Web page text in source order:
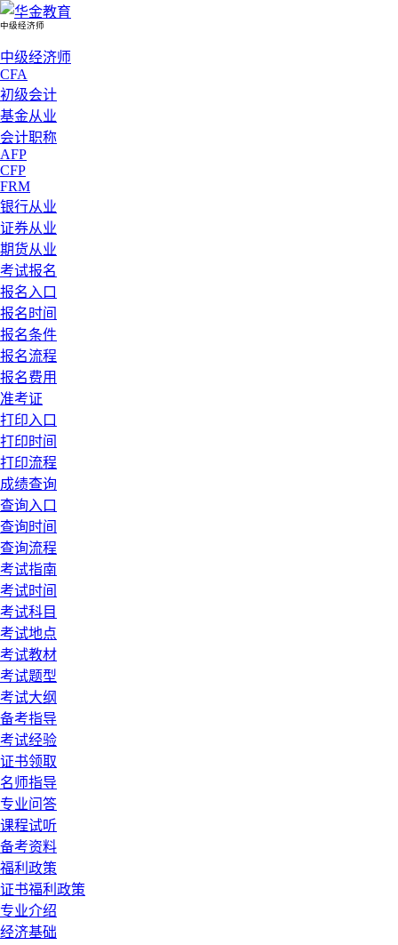
中级经济师
中级经济师
CFA
初级会计
基金从业
会计职称
AFP
CFP
FRM
银行从业
证券从业
期货从业
考试报名
报名入口
报名时间
报名条件
报名流程
报名费用
准考证
打印入口
打印时间
打印流程
成绩查询
查询入口
查询时间
查询流程
考试指南
考试时间
考试科目
考试地点
考试教材
考试题型
考试大纲
备考指导
考试经验
证书领取
名师指导
专业问答
课程试听
备考资料
福利政策
证书福利政策
专业介绍
经济基础